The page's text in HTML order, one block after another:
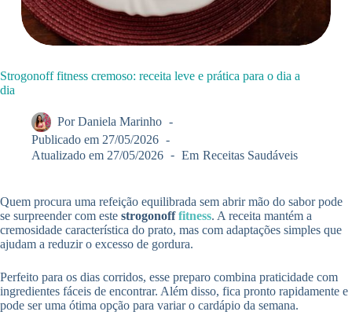
Strogonoff fitness cremoso: receita leve e prática para o dia a
dia
Por Daniela Marinho
Publicado em 27/05/2026
Atualizado em 27/05/2026 Em Receitas Saudáveis
Quem procura uma refeição equilibrada sem abrir mão do sabor pode
se surpreender com este strogonofffitness. A receita mantém a
cremosidade característica do prato, mas com adaptações simples que
ajudam a reduzir o excesso de gordura.
Perfeito para os dias corridos, esse preparo combina praticidade com
ingredientes fáceis de encontrar. Além disso, fica pronto rapidamente e
pode ser uma ótima opção para variar o cardápio da semana.